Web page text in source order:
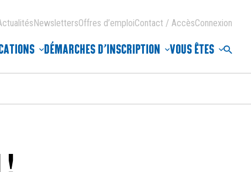
DÉMARCHES D’INSCRIPTION VOUS ÊTES
NewslettersOffres d’emploiContact / AccèsConnexion
!